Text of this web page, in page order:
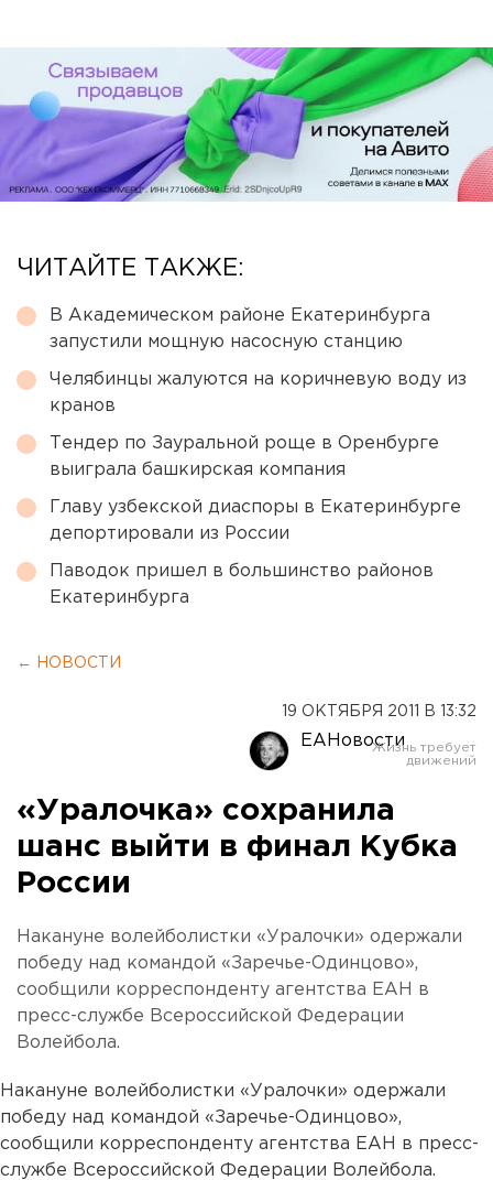
ЧИТАЙТЕ ТАКЖЕ:
В Академическом районе Екатеринбурга
запустили мощную насосную станцию
Челябинцы жалуются на коричневую воду из
кранов
Тендер по Зауральной роще в Оренбурге
выиграла башкирская компания
Главу узбекской диаспоры в Екатеринбурге
депортировали из России
Паводок пришел в большинство районов
Екатеринбурга
← НОВОСТИ
19 ОКТЯБРЯ 2011 В 13:32
ЕАНовости
«Уралочка» сохранила
шанс выйти в финал Кубка
России
Накануне волейболистки «Уралочки» одержали
победу над командой «Заречье-Одинцово»,
сообщили корреспонденту агентства ЕАН в
пресс-службе Всероссийской Федерации
Волейбола.
Накануне волейболистки «Уралочки» одержали
победу над командой «Заречье-Одинцово»,
сообщили корреспонденту агентства ЕАН в пресс-
службе Всероссийской Федерации Волейбола.